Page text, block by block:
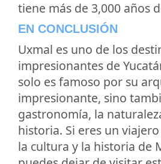
tiene más de 3,000 años
EN CONCLUSIÓN
Uxmal es uno de los
impresionantes de
solo es famoso por su
impresionante, sino
gastronomía, la
historia. Si eres un
la cultura y la historia de